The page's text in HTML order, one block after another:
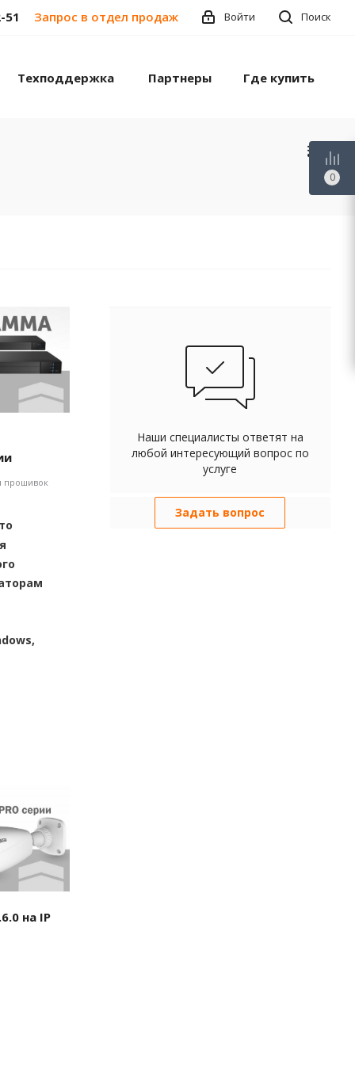
Поиск
Войти
51 Запрос в отдел продаж
Техподдержка Партнеры Где купить
прошивок
на IP
Наши специалисты ответят на
любой интересующий вопрос по
услуге
Задать вопрос
0